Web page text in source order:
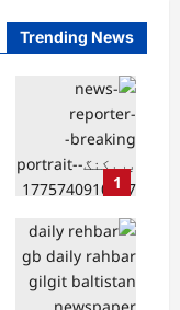
Trending News
1